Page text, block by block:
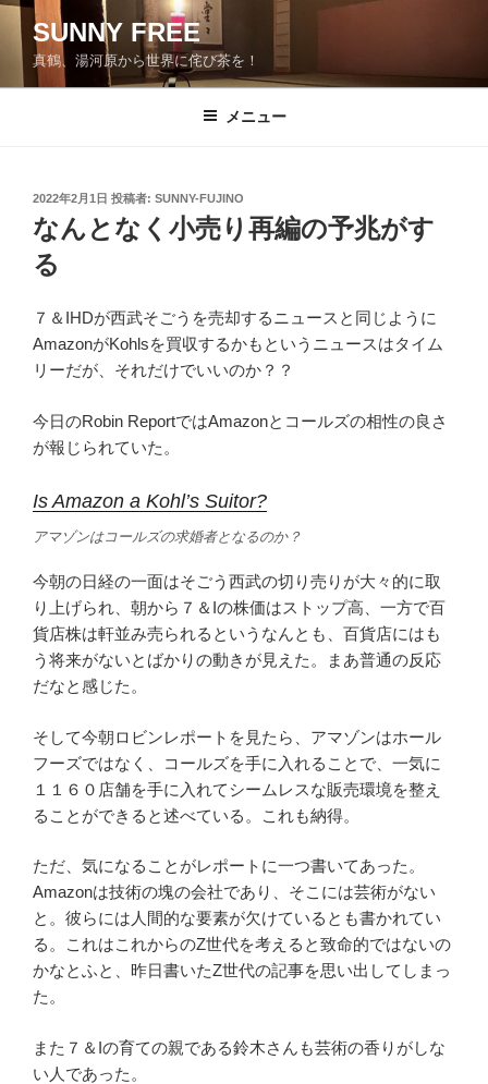
コ
ン
SUNNY FREE
真鶴、湯河原から世界に侘び茶を！
メニュー
投
稿
日:
2022年2月1日 投稿者: SUNNY-FUJINO
なんとなく小売り再編の予兆がす
る
７＆IHDが西武そごうを売却するニュースと同じように
AmazonがKohlsを買収するかもというニュースはタイム
リーだが、それだけでいいのか？？
今日のRobin ReportではAmazonとコールズの相性の良さ
が報じられていた。
Is Amazon a Kohl’s Suitor?
アマゾンはコールズの求婚者となるのか？
今朝の日経の一面はそごう西武の切り売りが大々的に取
り上げられ、朝から７＆Iの株価はストップ高、一方で百
貨店株は軒並み売られるというなんとも、百貨店にはも
う将来がないとばかりの動きが見えた。まあ普通の反応
だなと感じた。
そして今朝ロビンレポートを見たら、アマゾンはホール
フーズではなく、コールズを手に入れることで、一気に
１１６０店舗を手に入れてシームレスな販売環境を整え
ることができると述べている。これも納得。
ただ、気になることがレポートに一つ書いてあった。
Amazonは技術の塊の会社であり、そこには芸術がない
と。彼らには人間的な要素が欠けているとも書かれてい
る。これはこれからのZ世代を考えると致命的ではないの
かなとふと、昨日書いたZ世代の記事を思い出してしまっ
た。
また７＆Iの育ての親である鈴木さんも芸術の香りがしな
い人であった。